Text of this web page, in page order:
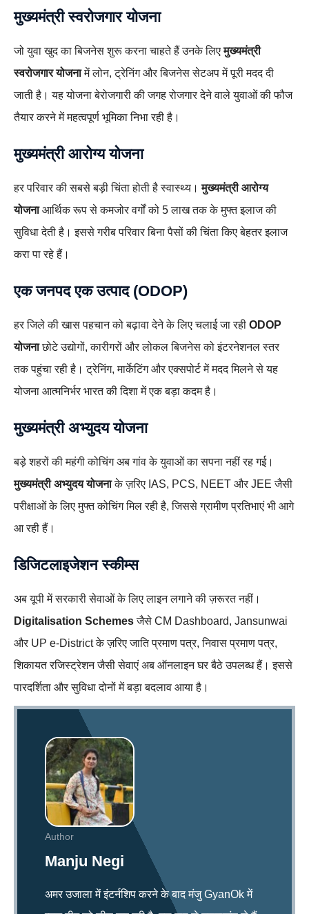
मुख्यमंत्री स्वरोजगार योजना
जो युवा खुद का बिजनेस शुरू करना चाहते हैं उनके लिएमुख्यमंत्री
स्वरोजगार योजनामें लोन, ट्रेनिंग और बिजनेस सेटअप में पूरी मदद दी
जाती है। यह योजना बेरोजगारी की जगह रोजगार देने वाले युवाओं की फौज
तैयार करने में महत्वपूर्ण भूमिका निभा रही है।
मुख्यमंत्री आरोग्य योजना
हर परिवार की सबसे बड़ी चिंता होती है स्वास्थ्य।मुख्यमंत्री आरोग्य
योजनाआर्थिक रूप से कमजोर वर्गों को 5 लाख तक के मुफ्त इलाज की
सुविधा देती है। इससे गरीब परिवार बिना पैसों की चिंता किए बेहतर इलाज
करा पा रहे हैं।
एक जनपद एक उत्पाद (ODOP)
हर जिले की खास पहचान को बढ़ावा देने के लिए चलाई जा रही ODOP
योजनाछोटे उद्योगों, कारीगरों और लोकल बिजनेस को इंटरनेशनल स्तर
तक पहुंचा रही है। ट्रेनिंग, मार्केटिंग और एक्सपोर्ट में मदद मिलने से यह
योजना आत्मनिर्भर भारत की दिशा में एक बड़ा कदम है।
मुख्यमंत्री अभ्युदय योजना
बड़े शहरों की महंगी कोचिंग अब गांव के युवाओं का सपना नहीं रह गई।
मुख्यमंत्री अभ्युदय योजनाके ज़रिए IAS, PCS, NEET और JEE जैसी
परीक्षाओं के लिए मुफ्त कोचिंग मिल रही है, जिससे ग्रामीण प्रतिभाएं भी आगे
आ रही हैं।
डिजिटलाइजेशन स्कीम्स
अब यूपी में सरकारी सेवाओं के लिए लाइन लगाने की ज़रूरत नहीं।
Digitalisation Schemesजैसे CM Dashboard, Jansunwai
और UP e-District के ज़रिए जाति प्रमाण पत्र, निवास प्रमाण पत्र,
शिकायत रजिस्ट्रेशन जैसी सेवाएं अब ऑनलाइन घर बैठे उपलब्ध हैं। इससे
पारदर्शिता और सुविधा दोनों में बड़ा बदलाव आया है।
Author
Manju Negi
अमर उजाला में इंटर्नशिप करने के बाद मंजु GyanOk में